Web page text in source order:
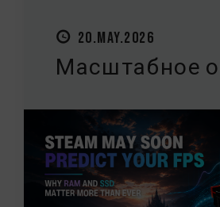
27.MAY.2026
Введение: Что